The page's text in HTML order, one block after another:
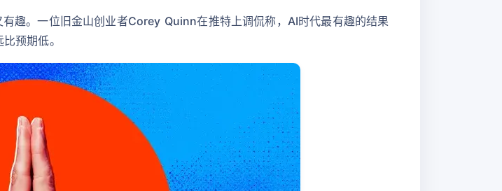
趣。一位旧金山创业者Corey Quinn在推特上调侃称，AI时代最有趣的结果
预期低。